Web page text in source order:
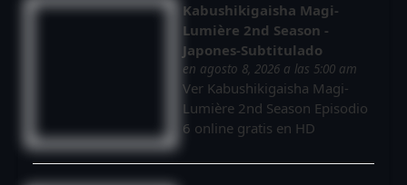
Kabushikigaisha Magi-
Lumière 2nd Season -
Japones-Subtitulado
en agosto 8, 2026 a las 5:00 am
Ver Kabushikigaisha Magi-
Lumière 2nd Season Episodio
6 online gratis en HD